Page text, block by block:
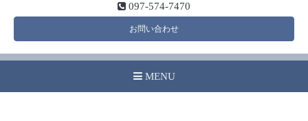
097-574-7470
お問い合わせ
MENU